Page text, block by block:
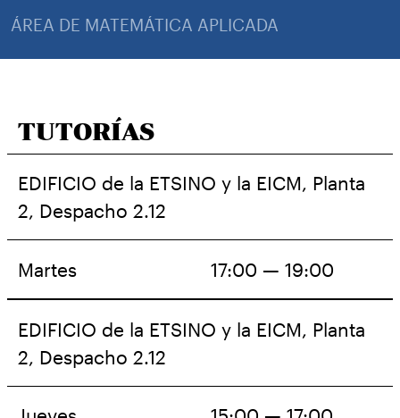
ÁREA DE MATEMÁTICA APLICADA
TUTORÍAS
EDIFICIO de la ETSINO y la EICM, Planta
2, Despacho 2.12
Martes 17:00 — 19:00
EDIFICIO de la ETSINO y la EICM, Planta
2, Despacho 2.12